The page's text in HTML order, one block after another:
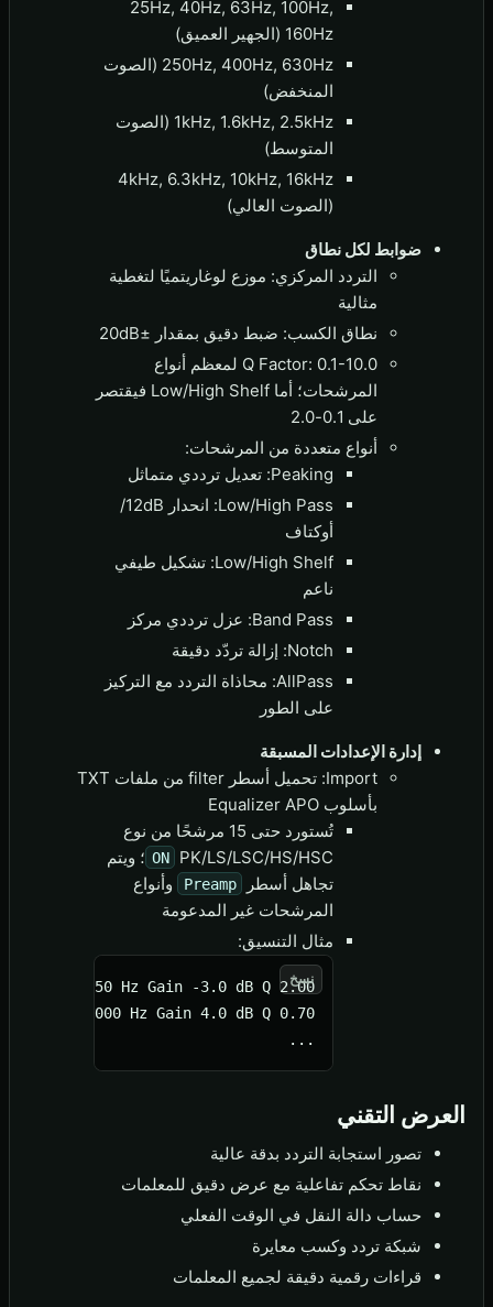
25Hz, 40Hz, 63Hz, 100Hz,
160Hz (الجهير العميق)
250Hz, 400Hz, 630Hz (الصوت
المنخفض)
1kHz, 1.6kHz, 2.5kHz (الصوت
المتوسط)
4kHz, 6.3kHz, 10kHz, 16kHz
(الصوت العالي)
ضوابط لكل نطاق
التردد المركزي: موزع لوغاريتميًا لتغطية
مثالية
نطاق الكسب: ضبط دقيق بمقدار ±20dB
Q Factor: 0.1-10.0 لمعظم أنواع
المرشحات؛ أما Low/High Shelf فيقتصر
على 0.1-2.0
أنواع متعددة من المرشحات:
Peaking: تعديل ترددي متماثل
Low/High Pass: انحدار 12dB/
أوكتاف
Low/High Shelf: تشكيل طيفي
ناعم
Band Pass: عزل ترددي مركز
Notch: إزالة تردّد دقيقة
AllPass: محاذاة التردد مع التركيز
على الطور
إدارة الإعدادات المسبقة
Import: تحميل أسطر filter من ملفات TXT
بأسلوب Equalizer APO
تُستورد حتى 15 مرشحًا من نوع
ON PK/LS/LSC/HS/HSC؛ ويتم
تجاهل أسطر
Preamp
وأنواع
المرشحات غير المدعومة
مثال التنسيق:
...
نسخ
العرض التقني
تصور استجابة التردد بدقة عالية
نقاط تحكم تفاعلية مع عرض دقيق للمعلمات
حساب دالة النقل في الوقت الفعلي
شبكة تردد وكسب معايرة
قراءات رقمية دقيقة لجميع المعلمات